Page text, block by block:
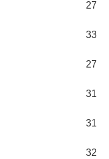
27
33
27
31
31
32